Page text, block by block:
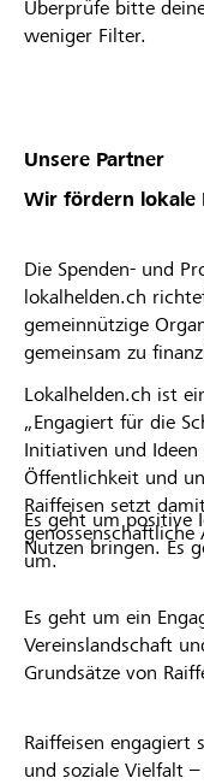
Überprüfe bitte
weniger Filter.
Unsere Partner
Wir fördern lokale
Die Spenden- und
lokalhelden.ch
gemeinnützige
gemeinsam zu
Lokalhelden.ch ist
„Engagiert für die
Initiativen und
Öffentlichkeit und
Raiffeisen setzt
um.
Es geht um positive
Nutzen bringen. Es
Es geht um ein
Vereinslandschaft
Grundsätze von
Raiffeisen
und soziale Vielfalt